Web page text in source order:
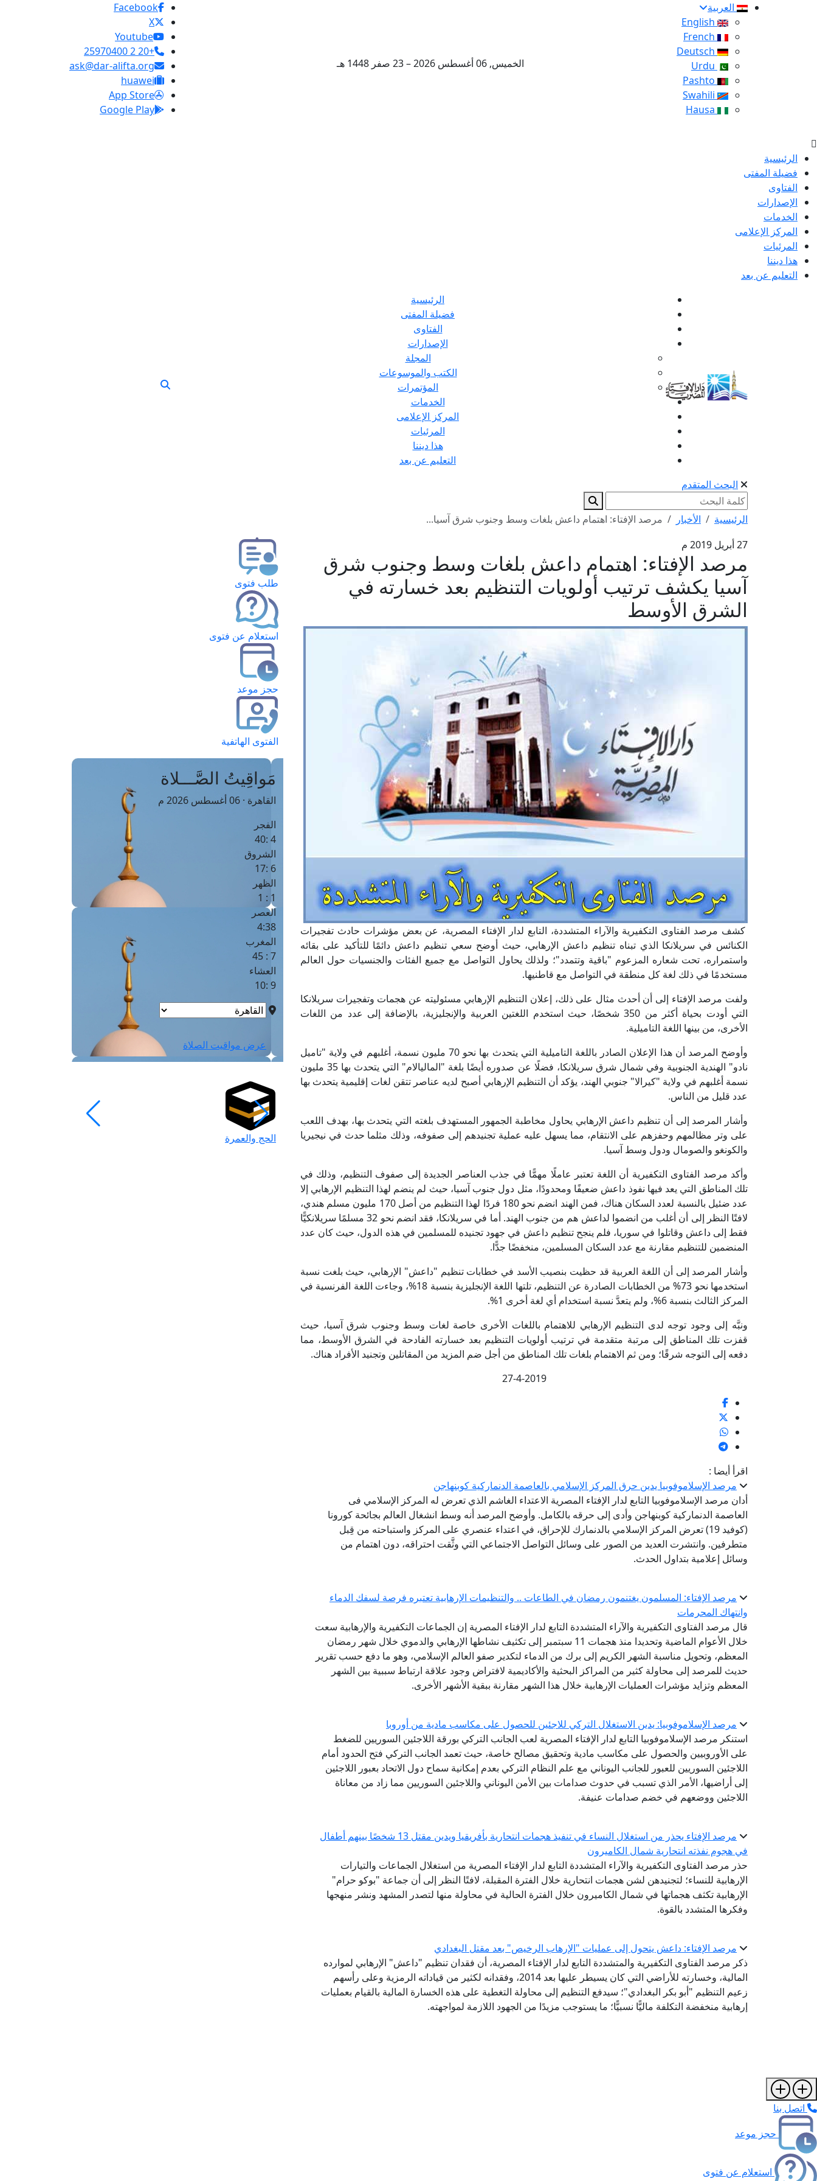
العربية
الخميس, 06 أغسطس 2026 – 23 صفر 1448 هـ
Facebook
X
Youtube
+20 2 25970400
ask@dar-alifta.org
huawei
App Store
Google Play
الرئيسية
فضيلة المفتى
الفتاوى
الإصدارات
الخدمات
المركز الإعلامى
المرئيات
هذا ديننا
التعليم عن بعد
الرئيسية
فضيلة المفتى
الفتاوى
الإصدارات
المجلة
الكتب والموسوعات
المؤتمرات
الخدمات
المركز الإعلامى
المرئيات
هذا ديننا
التعليم عن بعد
البحث المتقدم
الرئيسية الأخبار
مرصد الإفتاء: اهتمام داعش بلغات وسط وجنوب شرق آسيا...
27 أبريل 2019 م
مرصد الإفتاء: اهتمام داعش بلغات وسط وجنوب شرق
آسيا يكشف ترتيب أولويات التنظيم بعد خسارته في
الشرق الأوسط
كشف مرصد الفتاوى التكفيرية والآراء المتشددة، التابع لدار الإفتاء المصرية، عن بعض مؤشرات حادث تفجيرات
الكنائس في سريلانكا الذي تبناه تنظيم داعش الإرهابي، حيث أوضح سعي تنظيم داعش دائمًا للتأكيد على بقائه
واستمراره، تحت شعاره المزعوم "باقية وتتمدد"؛ ولذلك يحاول التواصل مع جميع الفئات والجنسيات حول العالم
مستخدمًا في ذلك لغة كل منطقة في التواصل مع قاطنيها.
ولفت مرصد الإفتاء إلى أن أحدث مثال على ذلك، إعلان التنظيم الإرهابي مسئوليته عن هجمات وتفجيرات سريلانكا
التي أودت بحياة أكثر من 350 شخصًا، حيث استخدم اللغتين العربية والإنجليزية، بالإضافة إلى عدد من اللغات
الأخرى، من بينها اللغة التاميلية.
وأوضح المرصد أن هذا الإعلان الصادر باللغة التاميلية التي يتحدث بها نحو 70 مليون نسمة، أغلبهم في ولاية "تاميل
نادو" الهندية الجنوبية وفي شمال شرق سريلانكا، فضلًا عن صدوره أيضًا بلغة "الماليالام" التي يتحدث بها 35 مليون
نسمة أغلبهم في ولاية "كيرالا" جنوبي الهند، يؤكد أن التنظيم الإرهابي أصبح لديه عناصر تتقن لغات إقليمية يتحدث بها
عدد قليل من الناس.
وأشار المرصد إلى أن تنظيم داعش الإرهابي يحاول مخاطبة الجمهور المستهدف بلغته التي يتحدث بها، بهدف اللعب
على وتر مظالمهم وحفزهم على الانتقام، مما يسهل عليه عملية تجنيدهم إلى صفوفه، وذلك مثلما حدث في نيجيريا
والكونغو والصومال ودول وسط آسيا.
وأكد مرصد الفتاوى التكفيرية أن اللغة تعتبر عاملًا مهمًّا في جذب العناصر الجديدة إلى صفوف التنظيم، وذلك في
تلك المناطق التي يعد فيها نفوذ داعش ضعيفًا ومحدودًا، مثل دول جنوب آسيا، حيث لم ينضم لهذا التنظيم الإرهابي إلا
عدد ضئيل بالنسبة لعدد السكان هناك، فمن الهند انضم نحو 180 فردًا لهذا التنظيم من أصل 170 مليون مسلم هندي،
لافتًا النظر إلى أن أغلب من انضموا لداعش هم من جنوب الهند. أما في سريلانكا، فقد انضم نحو 32 مسلمًا سريلانكيًّا
فقط إلى داعش وقاتلوا في سوريا، فلم ينجح تنظيم داعش في جهود تجنيده للمسلمين في هذه الدول، حيث كان عدد
المنضمين للتنظيم مقارنة مع عدد السكان المسلمين، منخفضًا جدًّا.
وأشار المرصد إلى أن اللغة العربية قد حظيت بنصيب الأسد في خطابات تنظيم "داعش" الإرهابي، حيث بلغت نسبة
استخدمها نحو 73% من الخطابات الصادرة عن التنظيم، تلتها اللغة الإنجليزية بنسبة 18%، وجاءت اللغة الفرنسية في
المركز الثالث بنسبة 6%، ولم يتعدَّ نسبة استخدام أي لغة أخرى 1%.
ونبَّه إلى وجود توجه لدى التنظيم الإرهابي للاهتمام باللغات الأخرى خاصة لغات وسط وجنوب شرق آسيا، حيث
قفزت تلك المناطق إلى مرتبة متقدمة في ترتيب أولويات التنظيم بعد خسارته الفادحة في الشرق الأوسط، مما
دفعه إلى التوجه شرقًا؛ ومن ثم الاهتمام بلغات تلك المناطق من أجل ضم المزيد من المقاتلين وتجنيد الأفراد هناك.
27-4-2019
اقرأ أيضا :
مرصد الإسلاموفوبيا يدين حرق المركز الإسلامي بالعاصمة الدنماركية كوبنهاجن
أدان مرصد الإسلاموفوبيا التابع لدار الإفتاء المصرية الاعتداء الغاشم الذي تعرض له المركز الإسلامي فى
العاصمة الدنماركية كوبنهاجن وأدى إلى حرقه بالكامل. وأوضح المرصد أنه وسط انشغال العالم بجائحة كورونا
(كوفيد 19) تعرض المركز الإسلامي بالدنمارك للإحراق، في اعتداء عنصري على المركز واستباحته من قِبل
متطرفين. وانتشرت العديد من الصور على وسائل التواصل الاجتماعي التي وثَّقت احتراقه، دون اهتمام من
وسائل إعلامية بتداول الحدث.
مرصد الإفتاء: المسلمون يغتنمون رمضان في الطاعات .. والتنظيمات الإرهابية تعتبره فرصة لسفك الدماء
وانتهاك المحرمات
قال مرصد الفتاوى التكفيرية والآراء المتشددة التابع لدار الإفتاء المصرية إن الجماعات التكفيرية والإرهابية سعت
خلال الأعوام الماضية وتحديدا منذ هجمات 11 سبتمبر إلى تكثيف نشاطها الإرهابي والدموي خلال شهر رمضان
المعظم، وتحويل مناسبة الشهر الكريم إلى برك من الدماء لتكدير صفو العالم الإسلامي، وهو ما دفع حسب تقرير
حديث للمرصد إلى محاولة كثير من المراكز البحثية والأكاديمية لافتراض وجود علاقة ارتباط سببية بين الشهر
المعظم وتزايد مؤشرات العمليات الإرهابية خلال هذا الشهر مقارنة ببقية الأشهر الأخرى.
مرصد الإسلاموفوبيا: يدين الاستغلال التركي للاجئين للحصول على مكاسب مادية من أوروبا
استنكر مرصد الإسلاموفوبيا التابع لدار الإفتاء المصرية لعب الجانب التركي بورقة اللاجئين السوريين للضغط
على الأوروبيين والحصول على مكاسب مادية وتحقيق مصالح خاصة، حيث تعمد الجانب التركي فتح الحدود أمام
اللاجئين السوريين للعبور للجانب اليوناني مع علم النظام التركي بعدم إمكانية سماح دول الاتحاد بعبور اللاجئين
إلى أراضيها، الأمر الذي تسبب في حدوث صدامات بين الأمن اليوناني واللاجئين السوريين مما زاد من معاناة
اللاجئين ووضعهم في خضم صدامات عنيفة.
مرصد الإفتاء يحذر من استغلال النساء في تنفيذ هجمات انتحارية بأفريقيا ويدين مقتل 13 شخصًا بينهم أطفال
في هجوم نفذته انتحارية شمال الكاميرون
حذر مرصد الفتاوى التكفيرية والآراء المتشددة التابع لدار الإفتاء المصرية من استغلال الجماعات والتيارات
الإرهابية للنساء؛ لتجنيدهن لشن هجمات انتحارية خلال الفترة المقبلة، لافتًا النظر إلى أن جماعة "بوكو حرام"
الإرهابية تكثف هجماتها في شمال الكاميرون خلال الفترة الحالية في محاولة منها لتصدر المشهد ونشر منهجها
وفكرها المتشدد بالقوة.
مرصد الإفتاء: داعش يتحول إلى عمليات "الإرهاب الرخيص" بعد مقتل البغدادي
ذكر مرصد الفتاوى التكفيرية والمتشددة التابع لدار الإفتاء المصرية، أن فقدان تنظيم "داعش" الإرهابي لموارده
المالية، وخسارته للأراضي التي كان يسيطر عليها بعد 2014، وفقدانه لكثير من قياداته الرمزية وعلى رأسهم
زعيم التنظيم "أبو بكر البغدادي"؛ سيدفع التنظيم إلى محاولة التغطية على هذه الخسارة المالية بالقيام بعمليات
إرهابية منخفضة التكلفة ماليًّا نسبيًّا؛ ما يستوجب مزيدًا من الجهود اللازمة لمواجهته.
طلب فتوى
استعلام عن فتوى
حجز موعد
الفتوى الهاتفية
مَواقِيتُ الصَّـــلاة
القاهرة · 06 أغسطس 2026 م
الفجر
4 :40
الشروق
6 :17
الظهر
1 : 1
العصر
4:38
المغرب
7 : 45
العشاء
9 :10
عرض مواقيت الصلاة
الحج والعمرة
اتصل بنا
حجز موعد
استعلام عن فتوى